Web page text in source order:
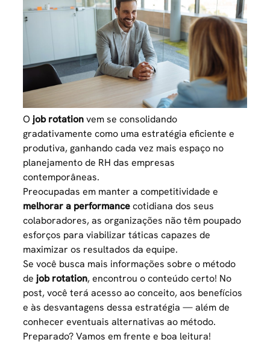
O job rotationvem se consolidando
gradativamente como uma estratégia eficiente e
produtiva, ganhando cada vez mais espaço no
planejamento de RH das empresas
contemporâneas.
Preocupadas em manter a competitividade e
melhorar a performancecotidiana dos seus
colaboradores, as organizações não têm poupado
esforços para viabilizar táticas capazes de
maximizar os resultados da equipe.
Se você busca mais informações sobre o método
de job rotation, encontrou o conteúdo certo! No
post, você terá acesso ao conceito, aos benefícios
e às desvantagens dessa estratégia — além de
conhecer eventuais alternativas ao método.
Preparado? Vamos em frente e boa leitura!